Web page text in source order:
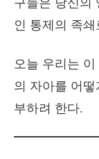
구들은 당신의
인 통제의 족
오늘 우리는
의 자아를 어
부하려 한다.